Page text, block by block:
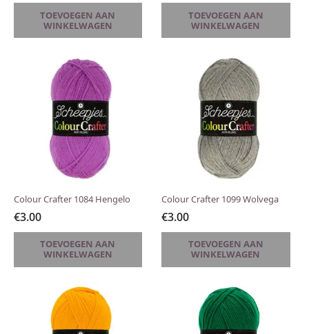
TOEVOEGEN AAN
WINKELWAGEN
TOEVOEGEN AAN
WINKELWAGEN
Colour Crafter 1084 Hengelo
€3.00
TOEVOEGEN AAN
WINKELWAGEN
Colour Crafter 1099 Wolvega
€3.00
TOEVOEGEN AAN
WINKELWAGEN